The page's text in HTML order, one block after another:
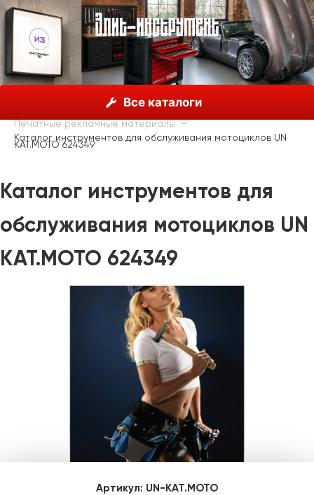
Все каталоги
Unior, Словения
Рекламные материалы
Печатные рекламные материалы
Каталог инструментов для обслуживания мотоциклов UN
KAT.MOTO 624349
Каталог инструментов для
обслуживания мотоциклов UN
KAT.MOTO 624349
Артикул: UN-KAT.MOTO